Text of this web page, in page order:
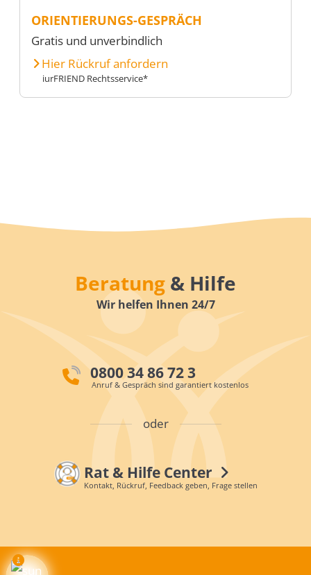
ORIENTIERUNGS-GESPRÄCH
Gratis und unverbindlich
Hier Rückruf anfordern
iurFRIEND Rechtsservice*
Beratung & Hilfe
Wir helfen Ihnen 24/7
0800 34 86 72 3
Anruf & Gespräch sind garantiert kostenlos
oder
Rat & Hilfe Center
Kontakt, Rückruf, Feedback geben, Frage stellen